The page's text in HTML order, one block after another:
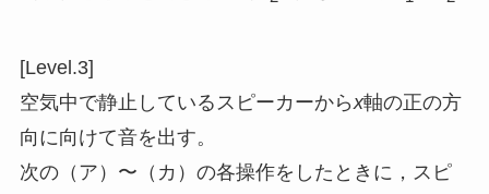
[Level.3]
空気中で静止しているスピーカーからx軸の正の方
向に向けて音を出す。
次の（ア）〜（カ）の各操作をしたときに，スピ